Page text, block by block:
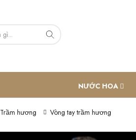
NƯỚC HOA
Trầm hương Vòng tay trầm hương